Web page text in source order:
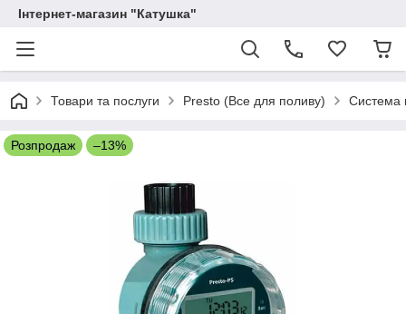
Інтернет-магазин "Катушка"
Товари та послуги Presto (Все для поливу) Система
Розпродаж –13%